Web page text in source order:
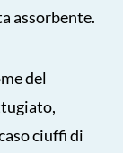
assorbente.
del
ciuffi di